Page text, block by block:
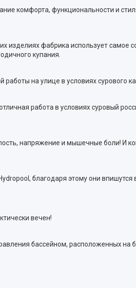
комфорта, функциональности и
изделиях фабрика использует
купания.
на улице в условиях сурового
работа в условиях суровый
напряжение и мышечные боли! И
благодаря этому они
вечен!
бассейном, расположенных на